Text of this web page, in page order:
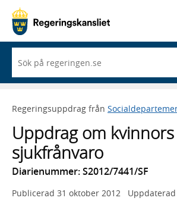
du
börjar
skriva
framträder
lista
med
sökförslag
Regeringsuppdrag från
Uppdrag om kvinnors
sjukfrånvaro
Diarienummer: S2012/7441/SF
Publicerad 31 oktober 2012 Uppdaterad